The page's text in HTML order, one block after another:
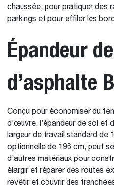
chaussée, pour pratiquer des
parkings et pour effiler les
Épandeur
d’asphalte
Conçu pour économiser du
d’œuvre, l’épandeur de sol et
largeur de travail standard de
optionnelle de 196 cm, peut
d’autres matériaux pour
élargir et réparer des routes
revêtir et couvrir des